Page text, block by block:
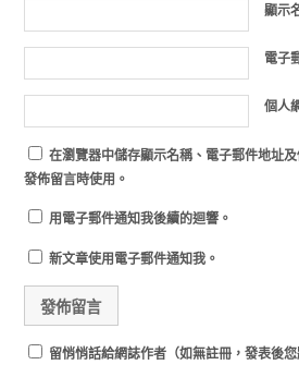
顯示
電子
個人
在瀏覽器中儲存顯示名稱、電子郵件地址
發佈留言時使用。
用電子郵件通知我後續的迴響。
新文章使用電子郵件通知我。
留悄悄話給網誌作者（如無註冊，發表後您